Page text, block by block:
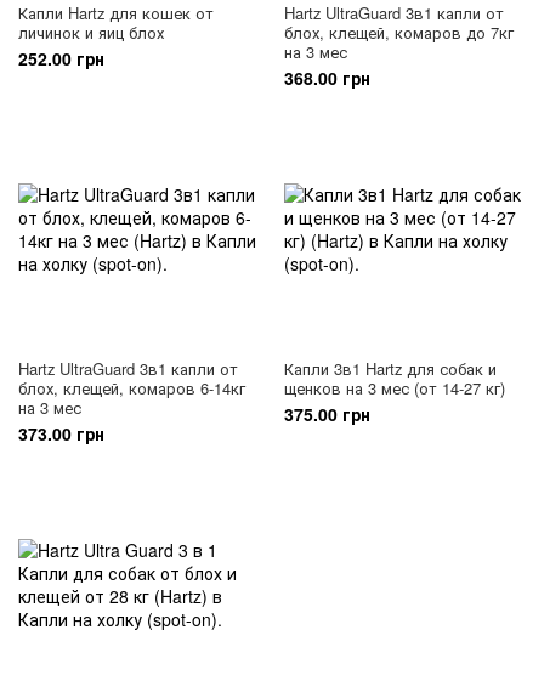
Капли Hartz для кошек от
личинок и яиц блох
252.00 грн
Hartz UltraGuard 3в1 капли от
блох, клещей, комаров до 7кг
на 3 мес
368.00 грн
Hartz UltraGuard 3в1 капли от
блох, клещей, комаров 6-14кг
на 3 мес
373.00 грн
Капли 3в1 Hartz для собак и
щенков на 3 мес (от 14-27 кг)
375.00 грн